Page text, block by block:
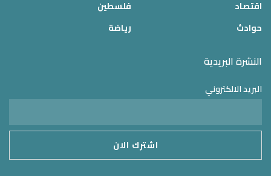
اقتصاد
حوادث
فلسطين
رياضة
النشرة البريدية
البريد الالكتروني